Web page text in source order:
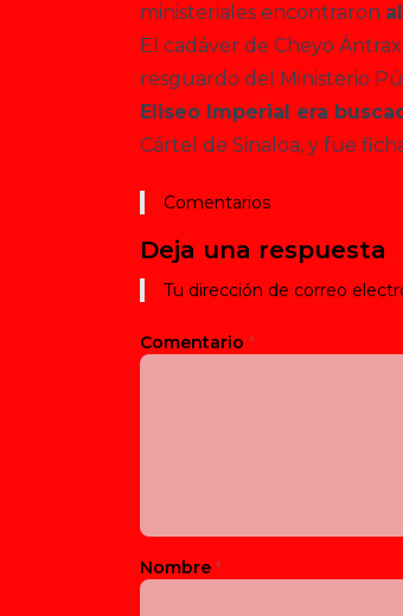
ministeriales encontraron
El cadáver de Cheyo
resguardo del Ministerio
Eliseo Imperial era
Cártel de Sinaloa, y fue
Comentarios
Deja una respuesta
Tu dirección de correo
Comentario *
Nombre *